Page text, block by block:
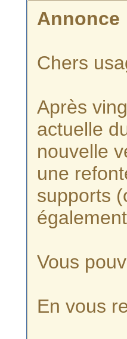
Annonce
Chers
Après
actuelle
nouvelle
une
supports
Vous
En vous